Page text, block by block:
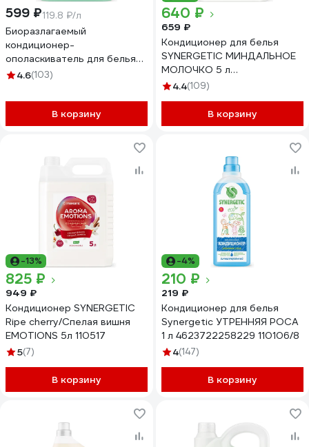
599 ₽119.8 ₽/л
Биоразлагаемый
кондиционер-
ополаскиватель для белья
SYNERGETIC Реликтовый лес
4.6(103)
В корзину
640 ₽
659 ₽
Кондиционер для белья
SYNERGETIC МИНДАЛЬНОЕ
МОЛОЧКО 5 л
4623722341242 110508
4.4(109)
В корзину
-13%
825 ₽
949 ₽
Кондиционер SYNERGETIC
Ripe cherry/Спелая вишня
EMOTIONS 5л 110517
5(7)
В корзину
-4%
210 ₽
219 ₽
Кондиционер для белья
Synergetic УТРЕННЯЯ РОСА
1 л 4623722258229 110106/8
4(147)
В корзину